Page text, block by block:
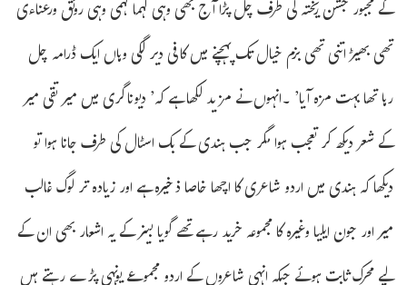
کے مجبور جشن ریختہ کی طرف چل پڑا آج بھی وہی گہما گہمی وہی رونق ورعناءی
تھی بھیڑ اتنی تھی بزم خیال تک پہچنے میں کافی دیر لگی وہاں ایک ڈرامہ چل
رہا تھا بہت مزہ آیا’ ۔انہوں نے مزید لکھا ہے کہ’ دیوناگری میں میر تقی میر
کے شعر دیکھ کر تعجب ہوا مگر جب ہندی کے بک اسٹال کی طرف جانا ہوا تو
دیکھا کہ ہندی میں اردو شاعری کا اچھا خاصا ذخیرہ ہے اور زیادہ تر لوگ غالب
میر اور جون ایلیا وغیرہ کا مجموعہ خرید رہے تھے گویا بینر کے یہ اشعار بھی ان کے